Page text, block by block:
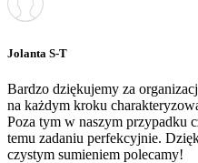
Jolanta S-T
Bardzo dziękujemy za
na każdym kroku
Poza tym w naszym przypadku
temu zadaniu perfekcyjnie.
czystym sumieniem polecamy!